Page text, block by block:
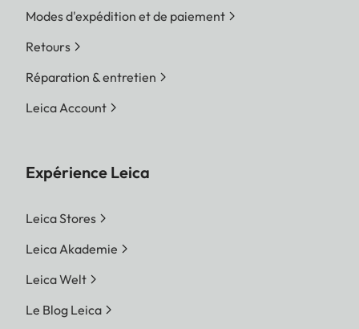
Modes d'expédition et de paiement
Retours
Réparation & entretien
Leica Account
Expérience Leica
Leica Stores
Leica Akademie
Leica Welt
Le Blog Leica